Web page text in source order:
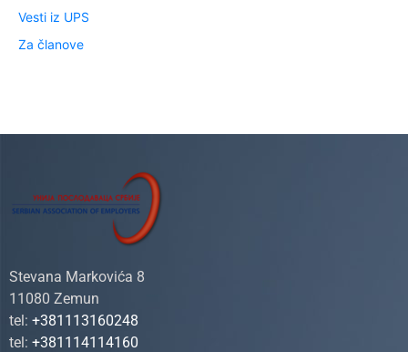
Vesti iz UPS
Za članove
Stevana Markovića 8
11080 Zemun
tel: +381113160248
tel: +381114114160